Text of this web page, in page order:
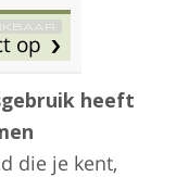
op
heeft
die je kent,